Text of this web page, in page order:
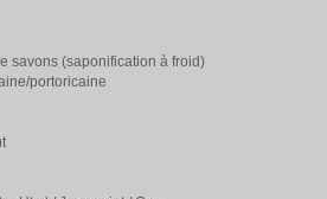
savons (saponification à froid)
portoricaine